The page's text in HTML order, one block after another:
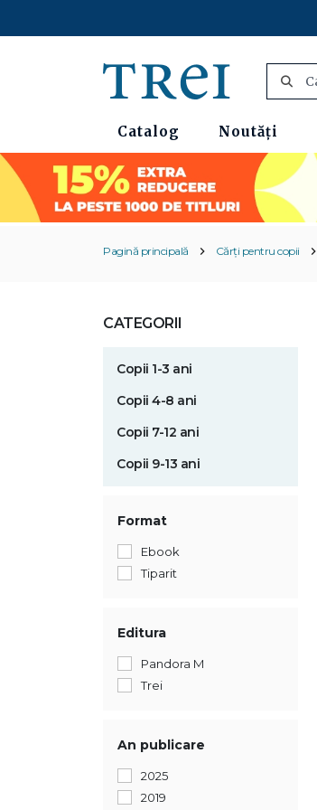
Catalog Noutăți
Pagină principală Cărți pentru copii
CATEGORII
Copii 1-3 ani
Copii 4-8 ani
Copii 7-12 ani
Copii 9-13 ani
Format
Ebook
Tiparit
Editura
Pandora M
Trei
An publicare
2025
2019